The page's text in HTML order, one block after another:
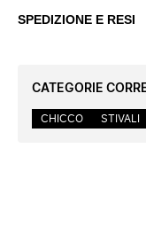
SPEDIZIONE E RESI
CATEGORIE
CHICCO STIVALI